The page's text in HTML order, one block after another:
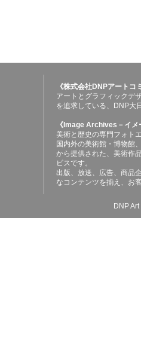
《株式会社DNPアート
アートとグラフィックデ
を追求している、DNP大
《Image Archives－イ
美術と歴史の専門フォト
国内外の美術館・博物館
から提供された、美術作
ビスです。
出版、放送、広告、商品
なコンテンツを揃え、お
DNP